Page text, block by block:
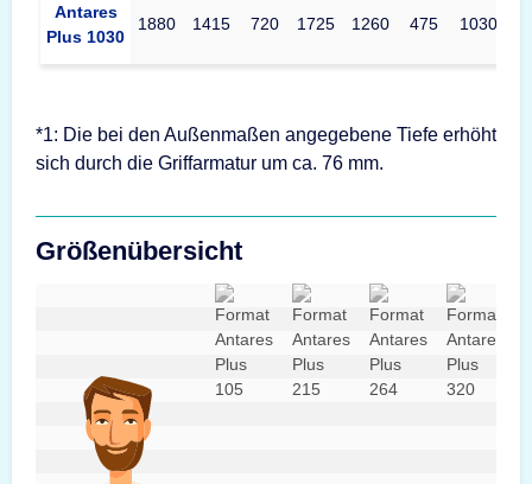
Antares
Plus 1030
1880 1415 720 1725 1260 475 1030
*1: Die bei den Außenmaßen angegebene Tiefe erhöht
sich durch die Griffarmatur um ca. 76 mm.
Größenübersicht